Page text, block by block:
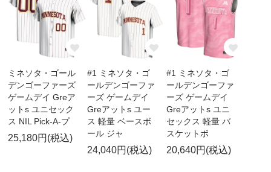
ミネソタ・ゴール
デンゴーファーズ
ゲームデイ Greア
ットs ユニセック
ス NIL Pick-A-プ
25,180円(税込)
#1 ミネソタ・ゴ
ールデンゴーファ
ーズ ゲームデイ
Greアットs ユー
ス 軽量 ベースボ
ール ジャ
24,040円(税込)
#1 ミネソタ・ゴ
ールデンゴーファ
ーズ ゲームデイ
Greアットs ユニ
セックス 軽量 バ
スケットボ
20,640円(税込)